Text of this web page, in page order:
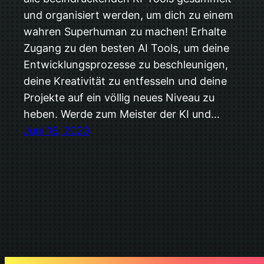
und organisiert werden, um dich zu einem
wahren Superhuman zu machen! Erhalte
Zugang zu den besten AI Tools, um deine
Entwicklungsprozesse zu beschleunigen,
deine Kreativität zu entfesseln und deine
Projekte auf ein völlig neues Niveau zu
heben. Werde zum Meister der KI und…
Juni 16, 2023